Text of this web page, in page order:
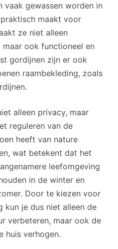
vaak gewassen worden in
maakt voor
ze niet alleen
ook functioneel en
gordijnen zijn er ook
raambekleding, zoals
alleen privacy, maar
reguleren van de
heeft van nature
wat betekent dat het
leefomgeving
in de winter en
Door te kiezen voor
kun je dus niet alleen de
verbeteren, maar ook de
huis verhogen.